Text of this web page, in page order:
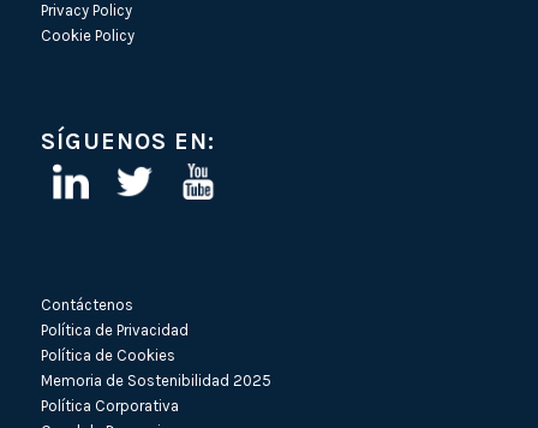
Privacy Policy
Cookie Policy
SÍGUENOS EN:
Contáctenos
Política de Privacidad
Política de Cookies
Memoria de Sostenibilidad 2025
Política Corporativa